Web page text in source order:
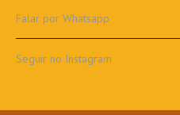
Falar por Whatsapp
Seguir no Instagram